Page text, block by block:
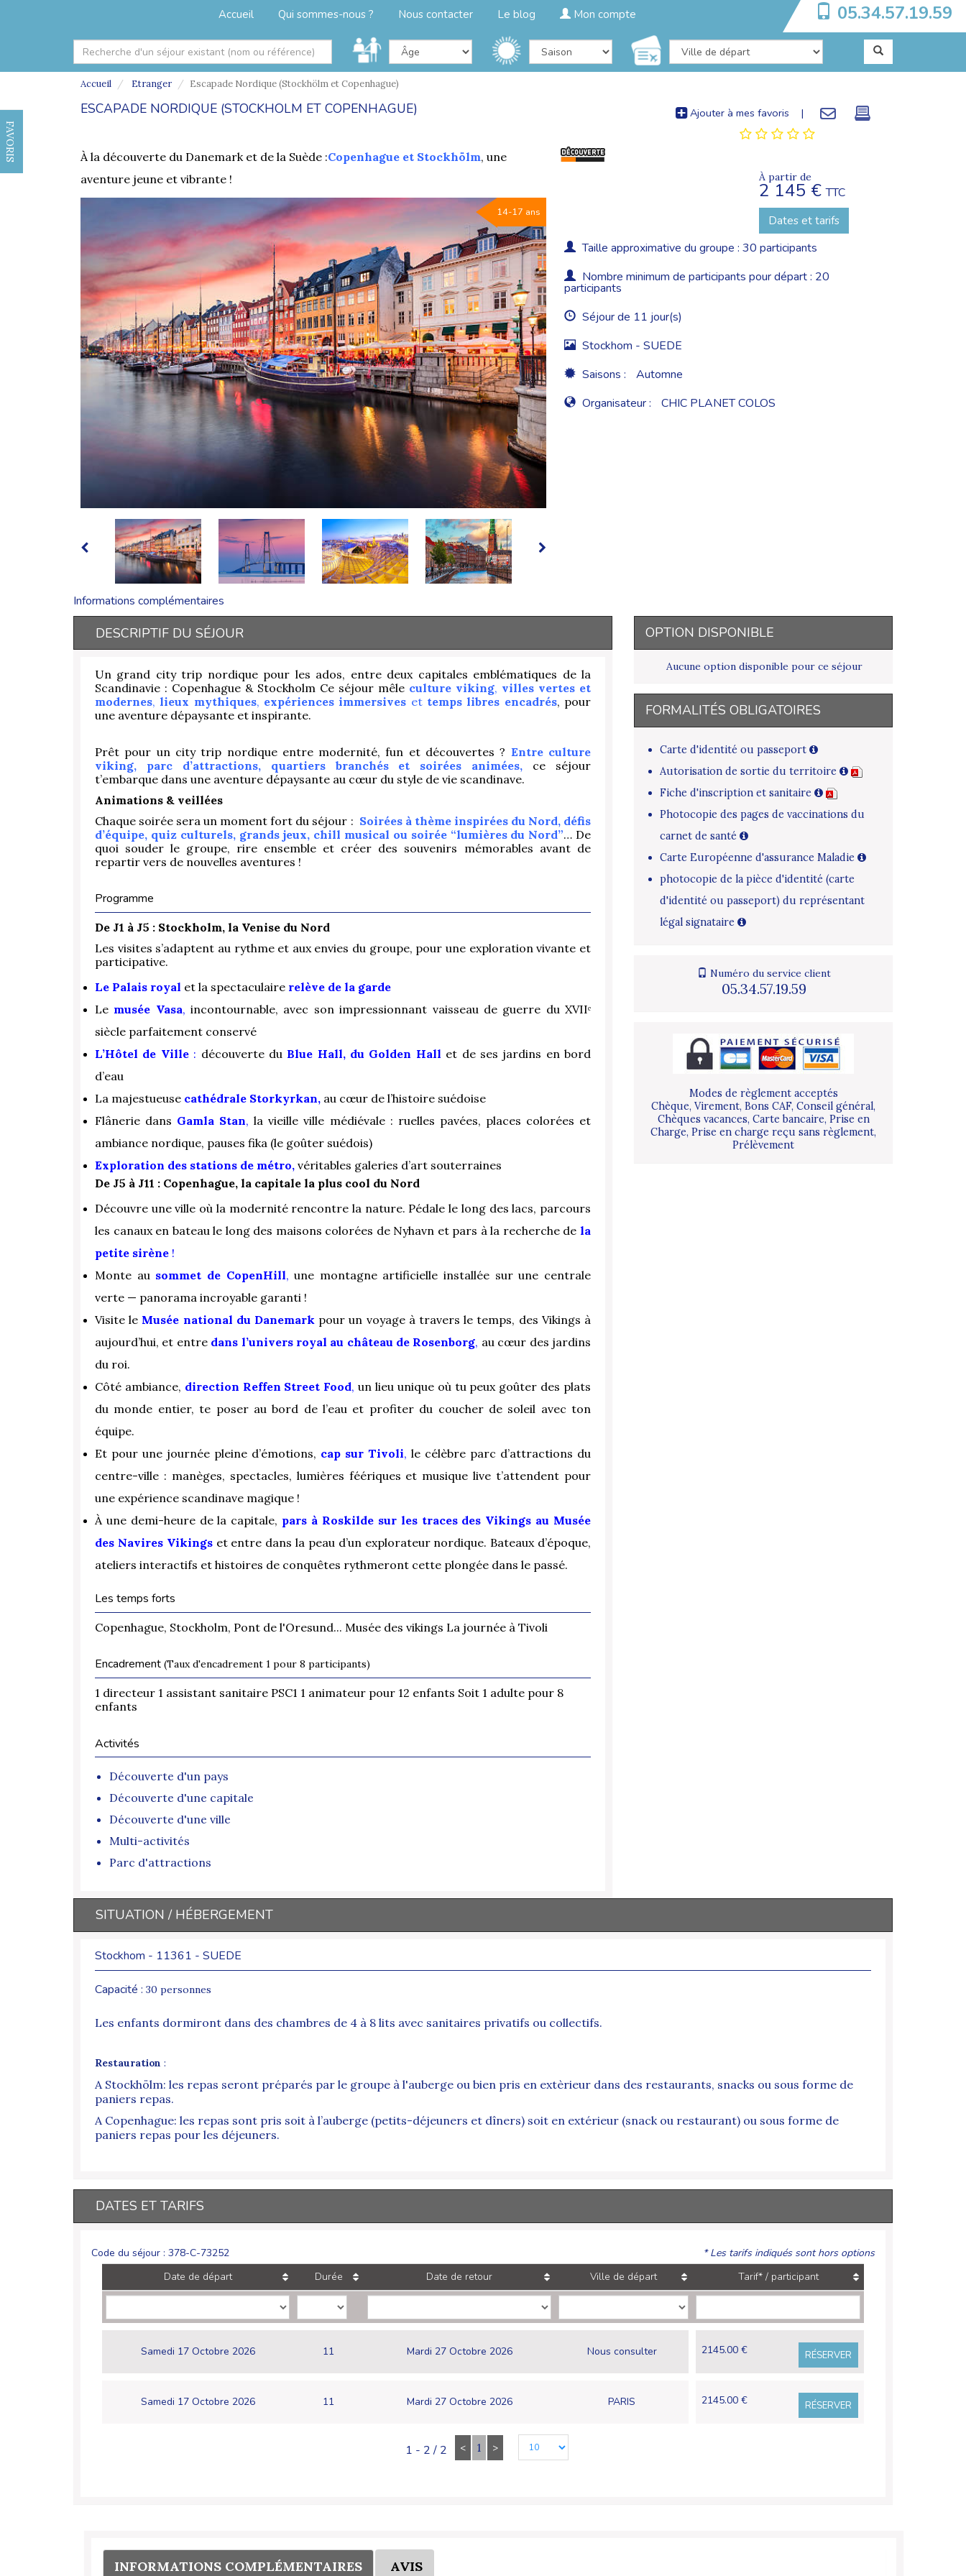
05.34.57.19.59
Accueil Qui sommes-nous ? Nous contacter Le blog Mon compte
FAVORIS
Accueil Etranger Escapade Nordique (Stockhölm et Copenhague)
ESCAPADE NORDIQUE (STOCKHÖLM ET COPENHAGUE) Ajouter à mes favoris |
À la découverte du Danemark et de la Suède :Copenhague et Stockhölm, une
aventure jeune et vibrante !
14-17 ans
À partir de
2 145 €TTC
Dates et tarifs
Taille approximative du groupe : 30 participants
Nombre minimum de participants pour départ : 20
participants
Séjour de 11 jour(s)
Stockhom - SUEDE
Saisons :
Automne
Organisateur :
CHIC PLANET COLOS
Informations complémentaires
DESCRIPTIF DU SÉJOUR
Un grand city trip nordique pour les ados, entre deux capitales emblématiques de la
Scandinavie : Copenhague & Stockholm Ce séjour mêleculture viking,villes vertes et
modernes,lieux mythiques ,expériences immersives ettemps libres encadrés , pour
une aventure dépaysante et inspirante.
Prêt pour un city trip nordique entre modernité, fun et découvertes ? Entre culture
viking, parc d’attractions, quartiers branchés et soirées animées,ce séjour
t’embarque dans une aventure dépaysante au cœur du style de vie scandinave.
Animations & veillées
Chaque soirée sera un moment fort du séjour : Soirées à thème inspirées du Nord, défis
d’équipe, quiz culturels, grands jeux, chill musical ou soirée “lumières du Nord”… De
quoi souder le groupe, rire ensemble et créer des souvenirs mémorables avant de
repartir vers de nouvelles aventures !
Programme
De J1 à J5 : Stockholm, la Venise du Nord
Les visites s’adaptent au rythme et aux envies du groupe, pour une exploration vivante et
participative.
Le Palais royal et la spectaculaire
relève de la garde
Le
musée Vasa
incontournable, avec son impressionnant vaisseau de guerre du XVIIᵉ
siècle parfaitement conservé
L’Hôtel de Ville
découverte du Blue Hall, du Golden Hall et de ses jardins en bord
d’eau
La majestueuse
cathédrale Storkyrkan,
au cœur de l’histoire suédoise
Flânerie dans Gamla Stan
la vieille ville médiévale : ruelles pavées, places colorées et
ambiance nordique, pauses fika (le goûter suédois)
Exploration des stations de métro,
véritables galeries d’art souterraines
De J5 à J11 : Copenhague, la capitale la plus cool du Nord
Découvre une ville où la modernité rencontre la nature. Pédale le long des lacs, parcours
les canaux en bateau le long des maisons colorées de Nyhavn et pars à la recherche de
la
petite sirène !
Monte au
sommet de CopenHill
une montagne artificielle installée sur une centrale
verte — panorama incroyable garanti !
Visite le Musée national du Danemark
pour un voyage à travers le temps, des Vikings à
aujourd’hui, et entre
dans l’univers royal au château de Rosenborg
au cœur des jardins
du roi.
Côté ambiance,
direction Reffen Street Food
un lieu unique où tu peux goûter des plats
du monde entier, te poser au bord de l’eau et profiter du coucher de soleil avec ton
équipe.
Et pour une journée pleine d’émotions,
cap sur Tivoli le célèbre parc d’attractions du
centre-ville : manèges, spectacles, lumières féériques et musique live t’attendent pour
une expérience scandinave magique !
À une demi-heure de la capitale,
pars à Roskilde sur les traces des Vikings au Musée
des Navires Vikings
et entre dans la peau d’un explorateur nordique. Bateaux d’époque,
ateliers interactifs et histoires de conquêtes rythmeront cette plongée dans le passé.
Les temps forts
Copenhague, Stockholm, Pont de l'Oresund... Musée des vikings La journée à Tivoli
Encadrement (Taux d'encadrement 1 pour 8 participants)
1 directeur 1 assistant sanitaire PSC1 1 animateur pour 12 enfants Soit 1 adulte pour 8
enfants
Activités
Découverte d'un pays
Découverte d'une capitale
Découverte d'une ville
Multi-activités
Parc d'attractions
OPTION DISPONIBLE
Aucune option disponible pour ce séjour
FORMALITÉS OBLIGATOIRES
Carte d'identité ou passeport
Autorisation de sortie du territoire
Fiche d'inscription et sanitaire
Photocopie des pages de vaccinations du
carnet de santé
Carte Européenne d'assurance Maladie
photocopie de la pièce d'identité (carte
d'identité ou passeport) du représentant
légal signataire
Numéro du service client
05.34.57.19.59
Modes de règlement acceptés
Chèque, Virement, Bons CAF, Conseil général,
Chèques vacances, Carte bancaire, Prise en
Charge, Prise en charge reçu sans règlement,
Prélèvement
SITUATION / HÉBERGEMENT
Stockhom - 11361 - SUEDE
Capacité : 30 personnes
Les enfants dormiront dans des chambres de 4 à 8 lits avec sanitaires privatifs ou collectifs.
Restauration
A Stockhölm: les repas seront préparés par le groupe à l'auberge ou bien pris en extèrieur dans des restaurants, snacks ou sous forme de
paniers repas.
A Copenhague: les repas sont pris soit à l’auberge (petits-déjeuners et dîners) soit en extérieur (snack ou restaurant) ou sous forme de
paniers repas pour les déjeuners.
DATES ET TARIFS
Code du séjour : 378-C-73252
* Les tarifs indiqués sont hors options
Date de départ
Durée Date de retour Ville de départ Tarif* / participant
Samedi 17 Octobre 2026 11 Mardi 27 Octobre 2026 Nous consulter 2145.00 € RÉSERVER
Samedi 17 Octobre 2026 11 Mardi 27 Octobre 2026 PARIS 2145.00 € RÉSERVER
1 - 2 / 2 1
INFORMATIONS COMPLÉMENTAIRES AVIS